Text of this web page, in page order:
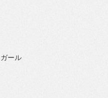
ール